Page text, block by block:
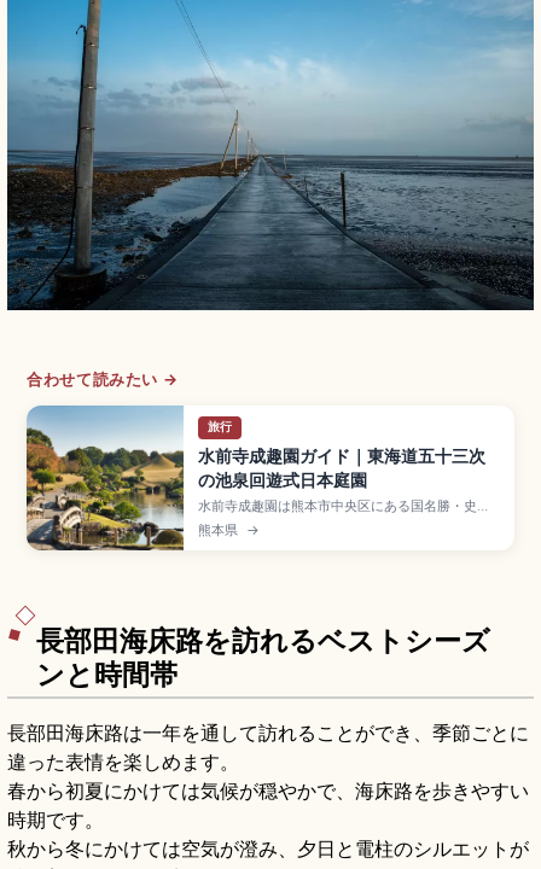
合わせて読みたい →
旅行
水前寺成趣園ガイド｜東海道五十三次
の池泉回遊式日本庭園
水前寺成趣園は熊本市中央区にある国名勝・史跡
指定の池泉回遊式大名庭園で、寛永9年(1632年)
に細川忠利が御茶屋を設けたのが始まりです。陶
熊本県 →
長部田海床路を訪れるベストシーズ
ンと時間帯
長部田海床路は一年を通して訪れることができ、季節ごとに
違った表情を楽しめます。
春から初夏にかけては気候が穏やかで、海床路を歩きやすい
時期です。
秋から冬にかけては空気が澄み、夕日と電柱のシルエットが